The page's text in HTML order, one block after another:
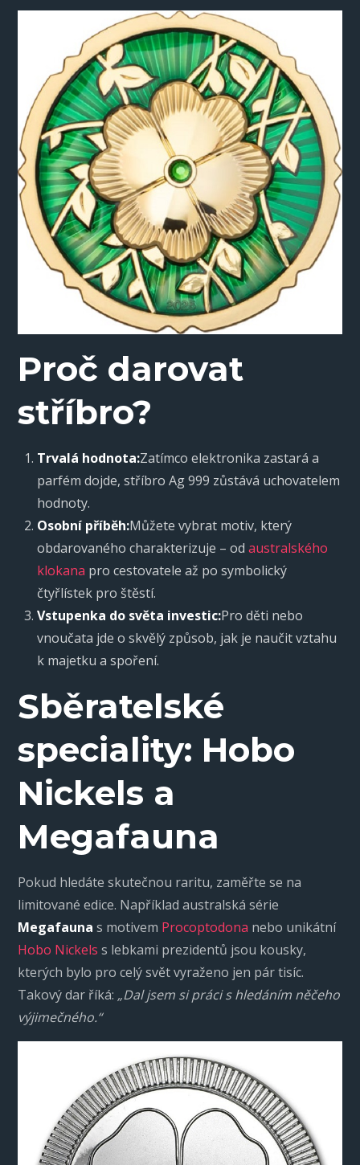
Proč darovat
stříbro?
Trvalá hodnota:Zatímco elektronika zastará a
parfém dojde, stříbro Ag 999 zůstává uchovatelem
hodnoty.
Osobní příběh:Můžete vybrat motiv, který
obdarovaného charakterizuje – odaustralského
klokana pro cestovatele až po symbolický
čtyřlístek pro štěstí.
Vstupenka do světa investic:Pro děti nebo
vnoučata jde o skvělý způsob, jak je naučit vztahu
k majetku a spoření.
Sběratelské
speciality: Hobo
Nickels a
Megafauna
Pokud hledáte skutečnou raritu, zaměřte se na
limitované edice. Například australská série
Megafauna s motivem Procoptodona nebo unikátní
Hobo Nickels s lebkami prezidentů jsou kousky,
kterých bylo pro celý svět vyraženo jen pár tisíc.
Takový dar říká: „Dal jsem si práci s hledáním něčeho
výjimečného.“